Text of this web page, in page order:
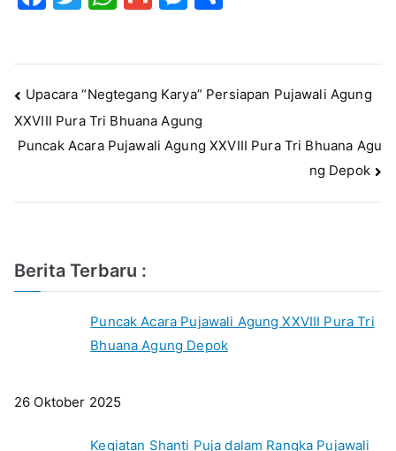
b
o
k
r
A
p
p
e
n
g
er
e
Navigasi
pos
Upacara “Negtegang Karya” Persiapan Pujawali Agung
XXVIII Pura Tri Bhuana Agung
Puncak Acara Pujawali Agung XXVIII Pura Tri Bhuana Agu
ng Depok
Berita Terbaru :
Puncak Acara Pujawali Agung XXVIII Pura Tri
Bhuana Agung Depok
26 Oktober 2025
Kegiatan Shanti Puja dalam Rangka Pujawali